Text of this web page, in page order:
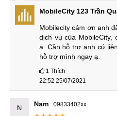
MobileCity 123 Trần
Mobilecity cám ơn anh
dịch vụ của MobileCity,
ạ. Cần hỗ trợ anh cứ
hỗ trợ mình ngay ạ.
1 Thích
22:52 25/07/2021
N Nam 09833402xx